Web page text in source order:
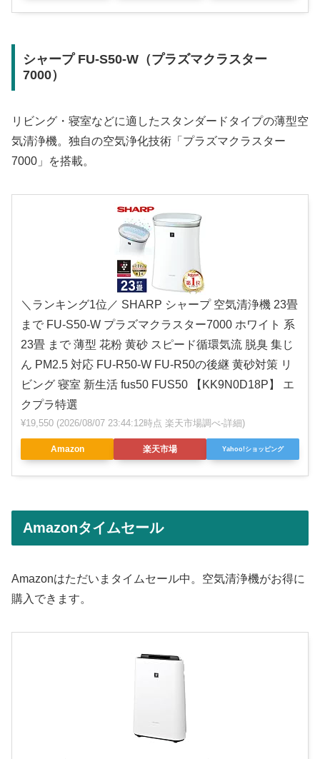
シャープ FU-S50-W（プラズマクラスター
7000）
リビング・寝室などに適したスタンダードタイプの薄型空
気清浄機。独自の空気浄化技術「プラズマクラスター
7000」を搭載。
＼ランキング1位／ SHARP シャープ 空気清浄機 23畳
まで FU-S50-W プラズマクラスター7000 ホワイト 系
23畳 まで 薄型 花粉 黄砂 スピード循環気流 脱臭 集じ
ん PM2.5 対応 FU-R50-W FU-R50の後継 黄砂対策 リ
ビング 寝室 新生活 fus50 FUS50 【KK9N0D18P】 エ
クプラ特選
¥19,550 (2026/08/07 23:44:12時点 楽天市場調べ-詳細)
Amazon 楽天市場 Yahoo!ショッピング
Amazonタイムセール
Amazonはただいまタイムセール中。空気清浄機がお得に
購入できます。